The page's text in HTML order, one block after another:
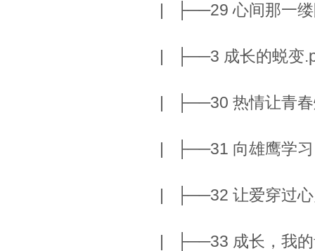
| ├──29 心间那一
| ├──3 成长的蜕变
| ├──30 热情让青
| ├──31 向雄鹰学
| ├──32 让爱穿过心
| ├──33 成长，我